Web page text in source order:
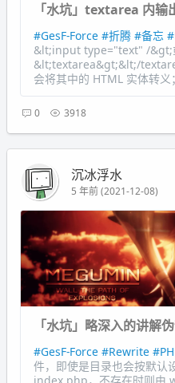
「水坑」textarea 内
#GesF-Force #折腾 #备忘
&lt;input type="text" /&gt;
&lt;textarea&gt;&lt;/
会将其中的 HTML 实体转义
0 3918
沉冰浮水
5 年前 (2021-12-08)
「水坑」略深入的讲解
#GesF-Force #Rewrite
件，即使是目录也会按默